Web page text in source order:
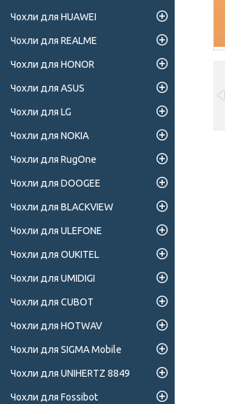
Чохли для HUAWEI
Чохли для REALME
Чохли для HONOR
Чохли для ASUS
Чохли для LG
Чохли для NOKIA
Чохли для RugOne
Чохли для DOOGEE
Чохли для BLACKVIEW
Чохли для ULEFONE
Чохли для OUKITEL
Чохли для UMIDIGI
Чохли для CUBOT
Чохли для HOTWAV
Чохли для SIGMA Mobile
Чохли для UNIHERTZ 8849
Чохли для Fossibot